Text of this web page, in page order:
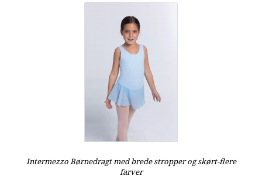
Intermezzo Børnedragt med brede stropper og skørt-flere
farver